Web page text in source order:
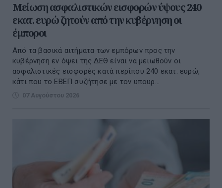
Μείωση ασφαλιστικών εισφορών ύψους 240
εκατ. ευρώ ζητούν από την κυβέρνηση οι
έμποροι
Από τα βασικά αιτήματα των εμπόρων προς την
κυβέρνηση εν όψει της ΔΕΘ είναι να μειωθούν οι
ασφαλιστικές εισφορές κατά περίπου 240 εκατ. ευρώ,
κάτι που το ΕΒΕΠ συζήτησε με τον υπουρ...
07 Αυγούστου 2026